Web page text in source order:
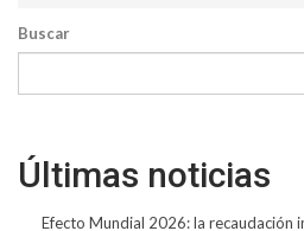
Buscar
Últimas noticias
Efecto Mundial 2026: la recaudación